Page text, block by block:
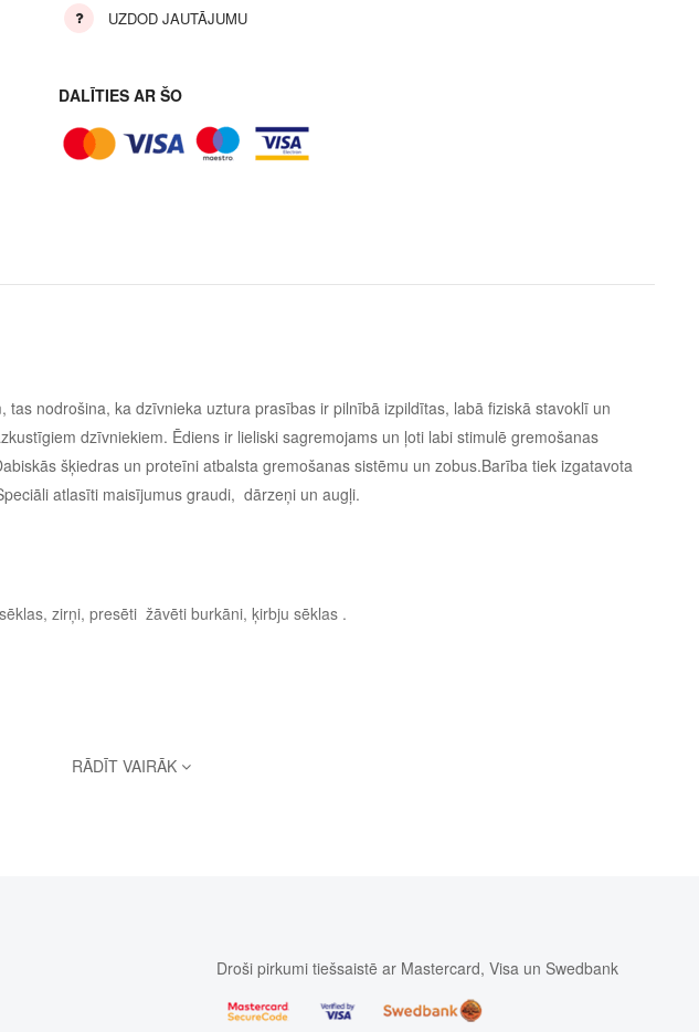
UZDOD JAUTĀJUMU
DALĪTIES AR ŠO
nodrošina, ka dzīvnieka uztura prasības ir pilnībā izpildītas, labā fiziskā stavoklī un
dzīvniekiem. Ēdiens ir lieliski sagremojams un ļoti labi stimulē gremošanas
šķiedras un proteīni atbalsta gremošanas sistēmu un zobus.Barība tiek izgatavota
atlasīti maisījumus graudi, dārzeņi un augļi.
zirņi, presēti žāvēti burkāni, ķirbju sēklas .
RĀDĪT VAIRĀK
Droši pirkumi tiešsaistē ar Mastercard, Visa un Swedbank